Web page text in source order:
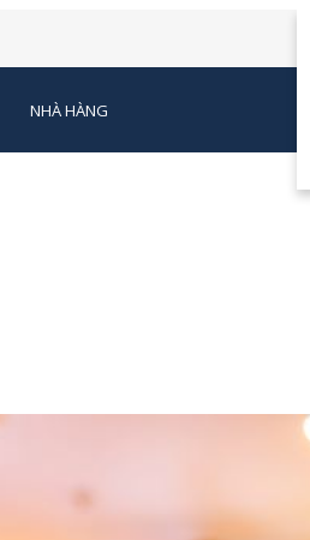
NHÀ HÀNG